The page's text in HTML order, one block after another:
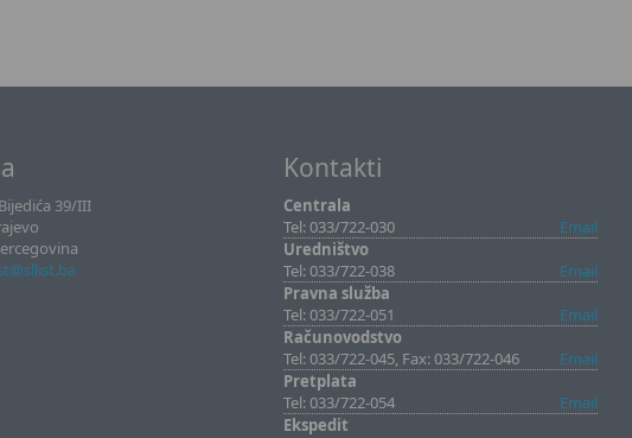
39/III
Kontakti
Centrala
Tel: 033/722-030
Email
Uredništvo
Tel: 033/722-038
Email
Pravna služba
Tel: 033/722-051
Email
Računovodstvo
Tel: 033/722-045, Fax: 033/722-046
Email
Pretplata
Tel: 033/722-054
Email
Ekspedit